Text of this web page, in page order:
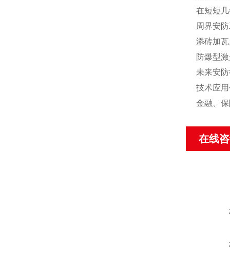
在短短
周界安
添砖加
防爆型
未来安
技术应
金融、
在线